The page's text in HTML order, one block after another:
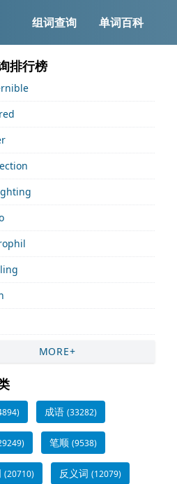
组词查询 单词百科
排行榜
MORE+
成语 (33282)
笔顺 (9538)
(20710) 反义词 (12079)